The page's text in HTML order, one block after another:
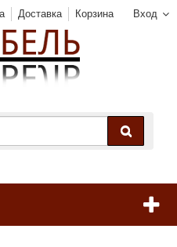
Вход
Доставка Корзина